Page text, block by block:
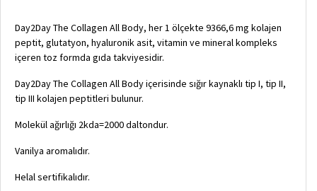
Day2Day The Collagen All Body, her 1 ölçekte 9366,6 mg kolajen
peptit, glutatyon, hyaluronik asit, vitamin ve mineral kompleks
içeren toz formda gıda takviyesidir.
Day2Day The Collagen All Body içerisinde sığır kaynaklı tip I, tip II,
tip III kolajen peptitleri bulunur.
Molekül ağırlığı 2kda=2000 daltondur.
Vanilya aromalıdır.
Helal sertifikalıdır.